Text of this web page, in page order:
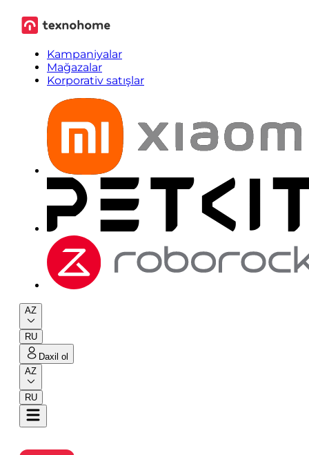
Kampaniyalar
Mağazalar
Korporativ satışlar
AZ
RU
Daxil ol
AZ
RU